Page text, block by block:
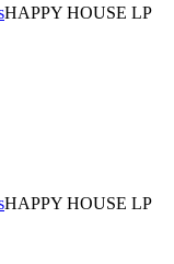
HAPPY HOUSE LP
HAPPY HOUSE LP